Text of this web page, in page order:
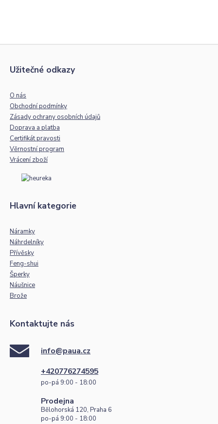
Užitečné odkazy
O nás
Obchodní podmínky
Zásady ochrany osobních údajů
Doprava a platba
Certifikát pravosti
Věrnostní program
Vrácení zboží
Hlavní kategorie
Náramky
Náhrdelníky
Přívěsky
Feng-shui
Šperky
Náušnice
Brože
Kontaktujte nás
info@paua.cz
+420776274595
po-pá 9:00 - 18:00
Prodejna
Bělohorská 120, Praha 6
po-pá 9:00 - 18:00